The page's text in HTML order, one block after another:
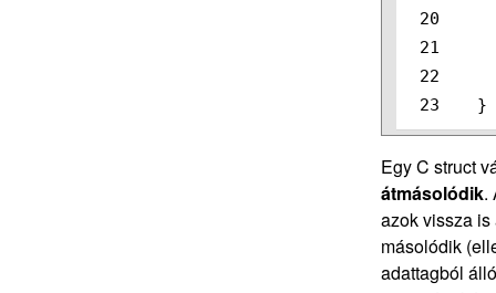
20
21
22
}
Egy C struct
átmásolódik.
azok vissza is
másolódik
adattagból